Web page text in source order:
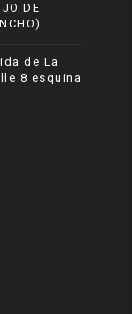
DE
de La
8 esquina